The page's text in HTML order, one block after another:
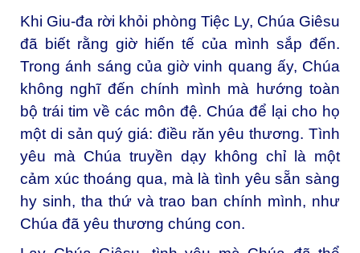
Khi Giu-đa rời khỏi phòng Tiệc Ly, Chúa Giêsu
đã biết rằng giờ hiến tế của mình sắp đến.
Trong ánh sáng của giờ vinh quang ấy, Chúa
không nghĩ đến chính mình mà hướng toàn
bộ trái tim về các môn đệ. Chúa để lại cho họ
một di sản quý giá: điều răn yêu thương. Tình
yêu mà Chúa truyền dạy không chỉ là một
cảm xúc thoáng qua, mà là tình yêu sẵn sàng
hy sinh, tha thứ và trao ban chính mình, như
Chúa đã yêu thương chúng con.